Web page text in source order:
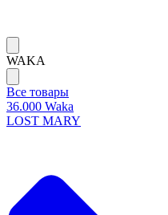
WAKA
Все товары
36.000 Waka
LOST MARY